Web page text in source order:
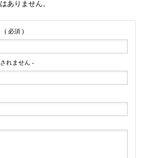
ありません。
( 必須 )
れません -